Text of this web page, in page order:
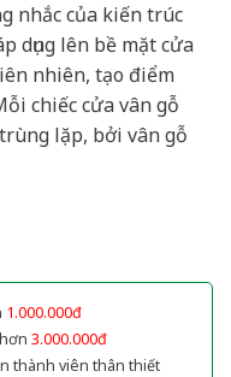
nhắc của kiến trúc
dụng lên bề mặt cửa
nhiên, tạo điểm
chiếc cửa vân gỗ
lặp, bởi vân gỗ
1.000.000đ
3.000.000đ
thành viên thân thiết